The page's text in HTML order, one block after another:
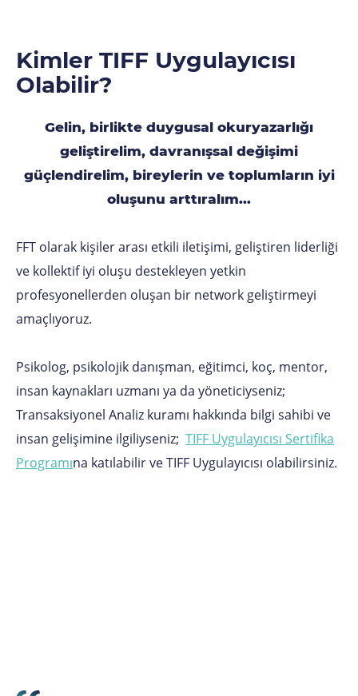
Kimler TIFF Uygulayıcısı
Olabilir?
Gelin, birlikte duygusal okuryazarlığı
geliştirelim, davranışsal değişimi
güçlendirelim, bireylerin ve toplumların iyi
oluşunu arttıralım...
FFT olarak kişiler arası etkili iletişimi, geliştiren liderliği
ve kollektif iyi oluşu destekleyen yetkin
profesyonellerden oluşan bir network geliştirmeyi
amaçlıyoruz.
Psikolog, psikolojik danışman, eğitimci, koç, mentor,
insan kaynakları uzmanı ya da yöneticiyseniz;
Transaksiyonel Analiz kuramı hakkında bilgi sahibi ve
insan gelişimine ilgiliyseniz; TIFF Uygulayıcısı Sertifika
Programına katılabilir ve TIFF Uygulayıcısı olabilirsiniz.